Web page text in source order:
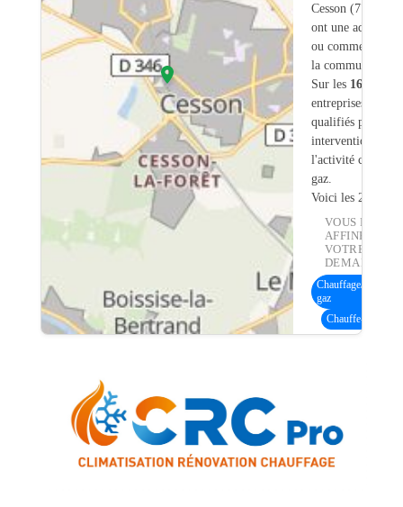
Cesson (77) dont
ont une adresse
ou commerciale
la commune.
Sur les 167
entreprises
qualifiés pour une
intervention sur
l'activité chauffe-
gaz.
Voici les 20
VOUS
AFFINER
VOTRE
DEMANDE :
Chauffage/
gaz
Chauffe-eau gaz